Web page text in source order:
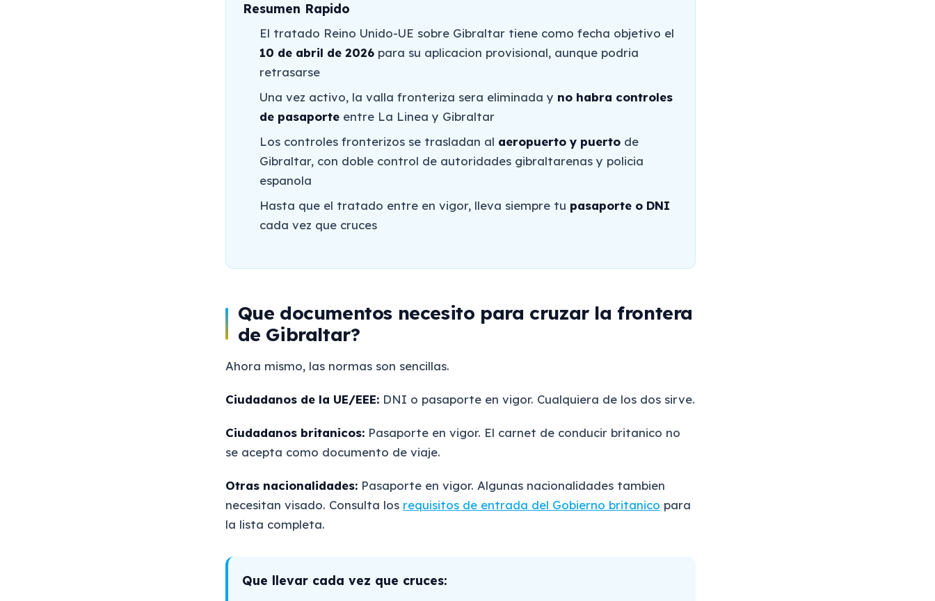
Resumen Rapido
El tratado Reino Unido-UE sobre Gibraltar tiene como fecha objetivo el
10 de abril de 2026 para su aplicacion provisional, aunque podria
retrasarse
Una vez activo, la valla fronteriza sera eliminada y no habra controles
de pasaporte entre La Linea y Gibraltar
Los controles fronterizos se trasladan al aeropuerto y puerto de
Gibraltar, con doble control de autoridades gibraltarenas y policia
espanola
Hasta que el tratado entre en vigor, lleva siempre tu pasaporte o DNI
cada vez que cruces
Que documentos necesito para cruzar la frontera
de Gibraltar?
Ahora mismo, las normas son sencillas.
Ciudadanos de la UE/EEE: DNI o pasaporte en vigor. Cualquiera de los dos sirve.
Ciudadanos britanicos: Pasaporte en vigor. El carnet de conducir britanico no
se acepta como documento de viaje.
Otras nacionalidades: Pasaporte en vigor. Algunas nacionalidades tambien
necesitan visado. Consulta los requisitos de entrada del Gobierno britanico para
la lista completa.
Que llevar cada vez que cruces: